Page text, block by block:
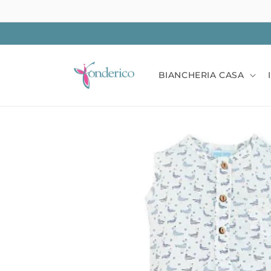
ai contenuti
BIANCHERIA CASA